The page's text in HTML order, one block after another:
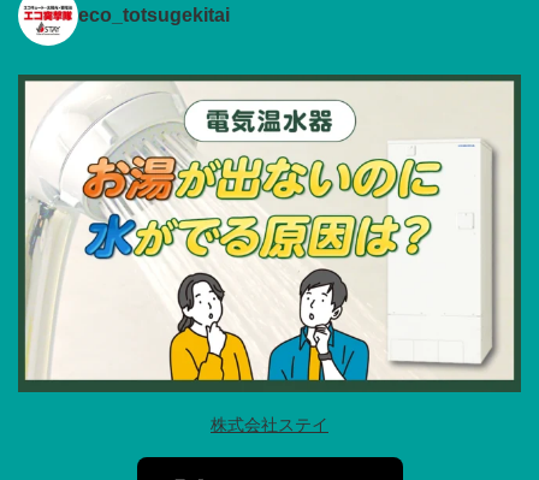
eco_totsugekitai
株式会社ステイ